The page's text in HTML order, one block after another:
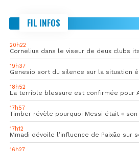
FIL INFOS
20h22
Cornelius dans le viseur de deux clubs
19h37
Genesio sort du silence sur la situation
18h52
La terrible blessure est confirmée pour
17h57
Timber révèle pourquoi Messi était « son
17h12
16h27